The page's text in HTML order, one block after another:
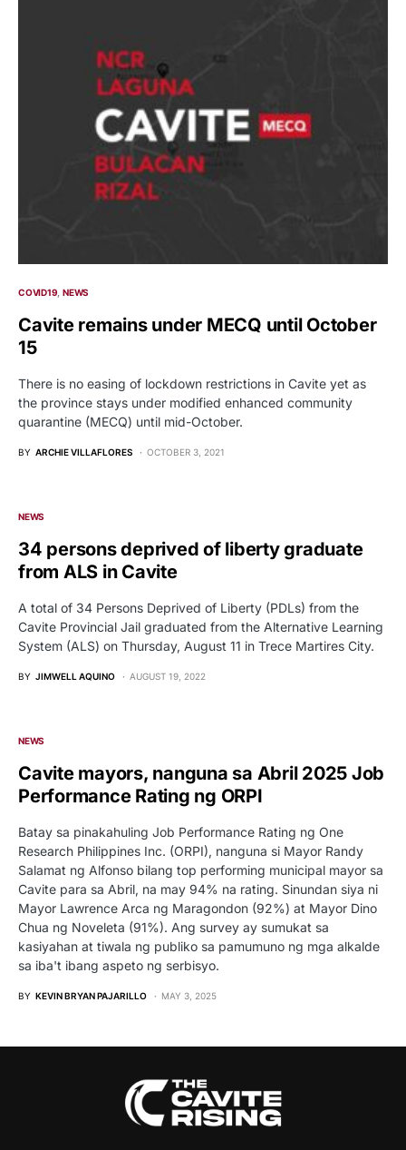
COVID19 NEWS
Cavite remains under MECQ until October
15
There is no easing of lockdown restrictions in Cavite yet as
the province stays under modified enhanced community
quarantine (MECQ) until mid-October.
BY ARCHIE VILLAFLORES OCTOBER 3, 2021
NEWS
34 persons deprived of liberty graduate
from ALS in Cavite
A total of 34 Persons Deprived of Liberty (PDLs) from the
Cavite Provincial Jail graduated from the Alternative Learning
System (ALS) on Thursday, August 11 in Trece Martires City.
BY JIMWELL AQUINO AUGUST 19, 2022
NEWS
Cavite mayors, nanguna sa Abril 2025 Job
Performance Rating ng ORPI
Batay sa pinakahuling Job Performance Rating ng One
Research Philippines Inc. (ORPI), nanguna si Mayor Randy
Salamat ng Alfonso bilang top performing municipal mayor sa
Cavite para sa Abril, na may 94% na rating. Sinundan siya ni
Mayor Lawrence Arca ng Maragondon (92%) at Mayor Dino
Chua ng Noveleta (91%). Ang survey ay sumukat sa
kasiyahan at tiwala ng publiko sa pamumuno ng mga alkalde
sa iba't ibang aspeto ng serbisyo.
BY KEVIN BRYAN PAJARILLO MAY 3, 2025